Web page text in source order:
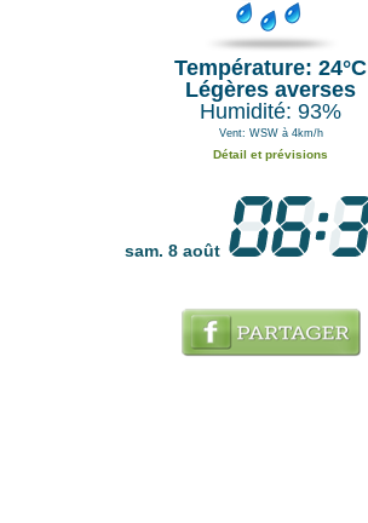
Température: 24°C
Légères averses
Humidité: 93%
Vent: WSW à 4km/h
Détail et prévisions
sam. 8 août